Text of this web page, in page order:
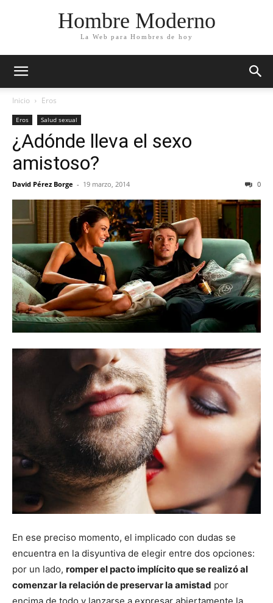
Hombre Moderno
La Web para Hombres de hoy
Inicio Eros
Eros Salud sexual
¿Adónde lleva el sexo
amistoso?
David Pérez Borge - 19 marzo, 2014 0
En ese preciso momento, el implicado con dudas se
encuentra en la disyuntiva de elegir entre dos opciones:
por un lado, romper el pacto implícito que se realizó al
comenzar la relación de preservar la amistad por